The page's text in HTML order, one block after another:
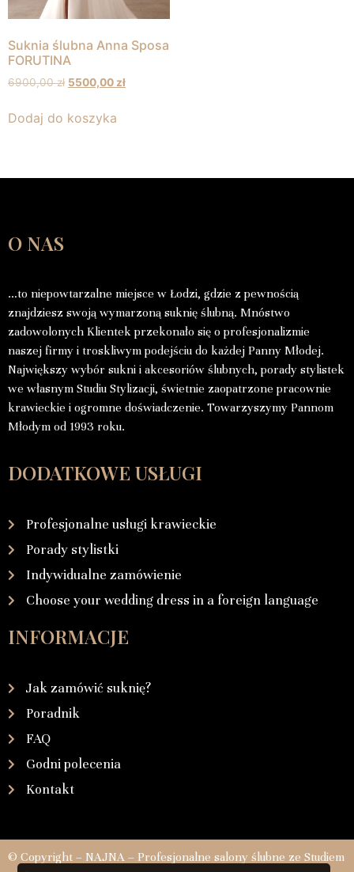
Suknia ślubna Anna Sposa
FORUTINA
6900,00zł 5500,00zł
Dodaj do koszyka
O NAS
…to niepowtarzalne miejsce w Łodzi, gdzie z pewnością
znajdziesz swoją wymarzoną suknię ślubną. Mnóstwo
zadowolonych Klientek przekonało się o profesjonalizmie
naszej firmy i troskliwym podejściu do każdej Panny Młodej.
Największy wybór sukni i akcesoriów ślubnych, porady stylistek
we własnym Studiu Stylizacji, świetnie zaopatrzone pracownie
krawieckie i ogromne doświadczenie. Towarzyszymy Pannom
Młodym od 1993 roku.
DODATKOWE USŁUGI
Profesjonalne usługi krawieckie
Porady stylistki
Indywidualne zamówienie
Choose your wedding dress in a foreign language
INFORMACJE
Jak zamówić suknię?
Poradnik
FAQ
Godni polecenia
Kontakt
© Copyright – NAJNA – Profesjonalne salony ślubne ze Studiem